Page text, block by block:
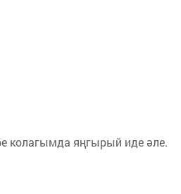
колагымда яңгырый иде әле.